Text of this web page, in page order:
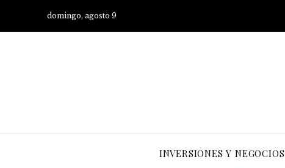
domingo, agosto 9
INVERSIONES Y NEGOCIOS